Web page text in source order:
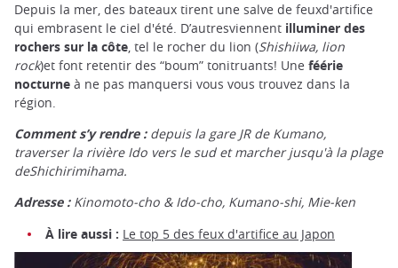
Depuis la mer, des bateaux tirent une salve de feuxd'artifice
qui embrasent le ciel d'été. D’autresviennent illuminer des
rochers sur la côte, tel le rocher du lion (Shishiiwa, lion
rock)et font retentir des “boum” tonitruants! Une féérie
nocturne à ne pas manquersi vous vous trouvez dans la
région.
Comment s’y rendre :depuis la gare JR de Kumano,
traverser la rivière Ido vers le sud et marcher jusqu'à la plage
deShichirimihama.
Adresse :Kinomoto-cho & Ido-cho, Kumano-shi, Mie-ken
À lire aussi : Le top 5 des feux d'artifice au Japon